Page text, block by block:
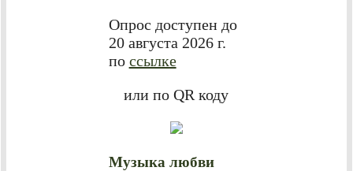
Опрос доступен до
20 августа 2026 г.
по ссылке
или по QR коду
Музыка любви